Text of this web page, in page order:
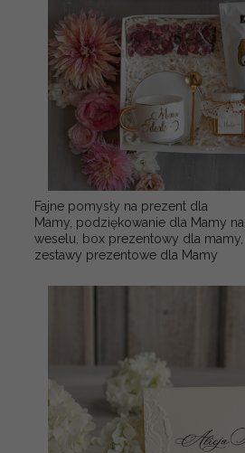
Fajne pomysły na prezent dla
Mamy, podziękowanie dla Mamy na
weselu, box prezentowy dla mamy,
zestawy prezentowe dla Mamy